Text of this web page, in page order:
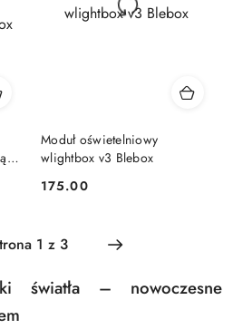
Moduł oświetelniowy
wlightbox v3 Blebox
Cena:
175.00
światła – nowoczesne